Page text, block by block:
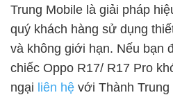
Trung Mobile là giải pháp
quý khách hàng sử dụng
và không giới hạn. Nếu bạn
chiếc Oppo R17/ R17 Pro
ngại liên hệ với Thành